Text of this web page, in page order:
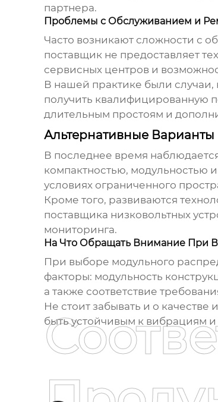
партнера.
Проблемы с Обслуживанием и
Часто возникают сложности с
поставщик не предоставляет
сервисных центров и
В нашей практике были случаи,
получить квалифицированную
длительным простоям и
Альтернативные
В последнее время
компактностью, модульностью
условиях ограниченного
Кроме того, развиваются
поставщика низковольтных
мониторинга.
На Что Обращать Внимание При
При выборе модульного
факторы: модульность
а также соответствие
Не стоит забывать и о
быть устойчивым к вибрациям